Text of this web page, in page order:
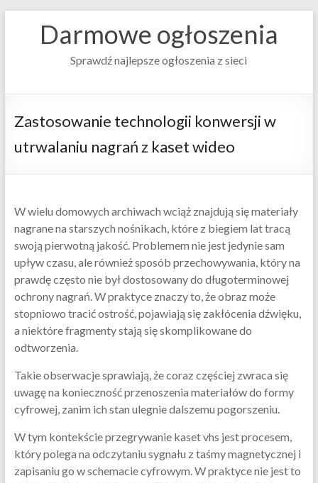
Darmowe ogłoszenia
Sprawdź najlepsze ogłoszenia z sieci
Zastosowanie technologii konwersji w
utrwalaniu nagrań z kaset wideo
W wielu domowych archiwach wciąż znajdują się materiały
nagrane na starszych nośnikach, które z biegiem lat tracą
swoją pierwotną jakość. Problemem nie jest jedynie sam
upływ czasu, ale również sposób przechowywania, który na
prawdę często nie był dostosowany do długoterminowej
ochrony nagrań. W praktyce znaczy to, że obraz może
stopniowo tracić ostrość, pojawiają się zakłócenia dźwięku,
a niektóre fragmenty stają się skomplikowane do
odtworzenia.
Takie obserwacje sprawiają, że coraz częściej zwraca się
uwagę na konieczność przenoszenia materiałów do formy
cyfrowej, zanim ich stan ulegnie dalszemu pogorszeniu.
W tym kontekście przegrywanie kaset vhs jest procesem,
który polega na odczytaniu sygnału z taśmy magnetycznej i
zapisaniu go w schemacie cyfrowym. W praktyce nie jest to